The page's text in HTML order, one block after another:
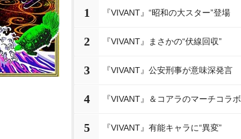
1 『VIVANT』“昭和の大スター”登場
2 『VIVANT』まさかの“伏線回収”
3 『VIVANT』公安刑事が意味深発言
4 『VIVANT』＆コアラのマーチコラボ
5 『VIVANT』有能キャラに“異変”